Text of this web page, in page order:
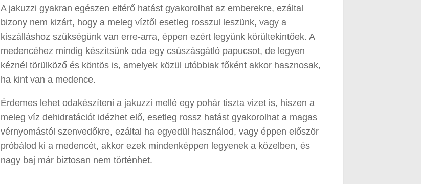
A jakuzzi gyakran egészen eltérő hatást gyakorolhat az emberekre, ezáltal
bizony nem kizárt, hogy a meleg víztől esetleg rosszul leszünk, vagy a
kiszálláshoz szükségünk van erre-arra, éppen ezért legyünk körültekintőek. A
medencéhez mindig készítsünk oda egy csúszásgátló papucsot, de legyen
kéznél törülköző és köntös is, amelyek közül utóbbiak főként akkor hasznosak,
ha kint van a medence.
Érdemes lehet odakészíteni a jakuzzi mellé egy pohár tiszta vizet is, hiszen a
meleg víz dehidratációt idézhet elő, esetleg rossz hatást gyakorolhat a magas
vérnyomástól szenvedőkre, ezáltal ha egyedül használod, vagy éppen először
próbálod ki a medencét, akkor ezek mindenképpen legyenek a közelben, és
nagy baj már biztosan nem történhet.